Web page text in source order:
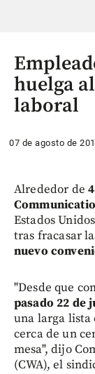
huelga
laboral
07 de agosto de
Alrededor de
Estados
tras fracasar
nuevo
"Desde que
pasado 22 de
una larga lista
cerca de un
mesa", dijo
(CWA), el